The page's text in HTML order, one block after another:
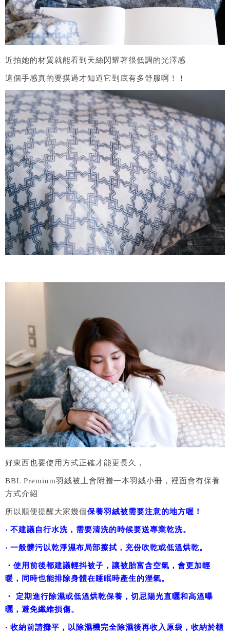
近拍她的材質就能看到天絲閃耀著很低調的光澤感
這個手感真的要摸過才知道它到底有多舒服啊！！
好東西也要使用方式正確才能更長久，
BBL Premium羽絨被上會附贈一本羽絨小冊，裡面會有保養
方式介紹
所以順便提醒大家幾個保養羽絨被需要注意的地方喔！
‧ 不建議自行水洗，需要清洗的時候要送專業乾洗。
‧ 一般髒污以乾淨濕布局部擦拭，充份吹乾或低溫烘乾。
・使用前後都建議輕抖被子，讓被胎富含空氣，會更加輕
暖，同時也能排除身體在睡眠時產生的溼氣。
・ 定期進行除濕或低溫烘乾保養，切忌陽光直曬和高溫曝
曬，避免纖維損傷。
‧ 收納前請攤平，以除濕機完全除濕後再收入原袋，收納於櫃